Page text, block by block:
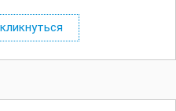
Помогать с
...